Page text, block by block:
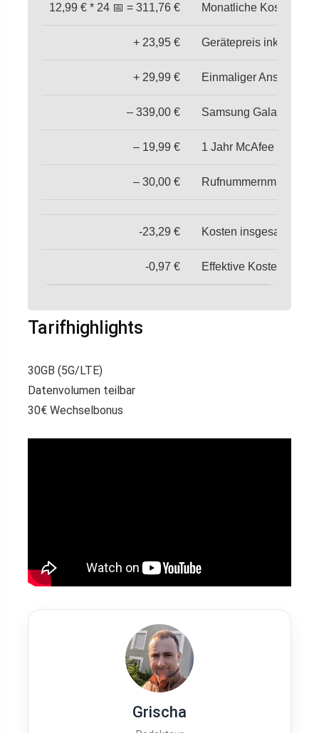
12,99 € * 24 📅 = 311,76 € Monatliche Kosten 💸
+ 23,95 € Gerätepreis inkl.
+ 29,99 € Einmaliger
– 339,00 € Samsung Galaxy A56
– 19,99 € 1 Jahr McAfee
– 30,00 €
-23,29 € Kosten insgesamt in 2
-0,97 € Effektive Kosten pro
Tarifhighlights
30GB (5G/LTE)
Datenvolumen teilbar
30€ Wechselbonus
Grischa